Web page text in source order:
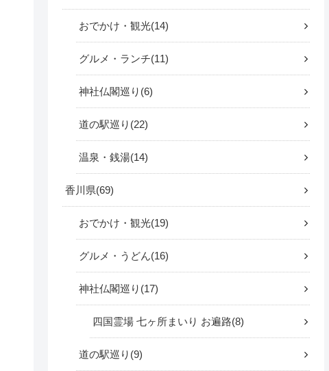
おでかけ・観光 14
グルメ・ランチ 11
神社仏閣巡り 6
道の駅巡り 22
温泉・銭湯 14
香川県 69
おでかけ・観光 19
グルメ・うどん 16
神社仏閣巡り 17
四国霊場 七ヶ所まいり お遍路 8
道の駅巡り 9